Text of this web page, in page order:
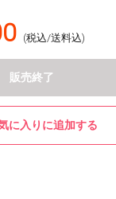
(税込/送料込)
販売終了
に入りに追加する